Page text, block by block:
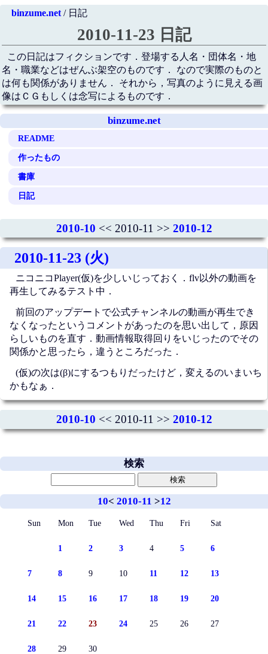
binzume.net/ 日記
2010-11-23 日記
この日記はフィクションです．登場する人名・団体名・地
名・職業などはぜんぶ架空のものです． なので実際のものと
は何も関係がありません． それから，写真のように見える画
像はＣＧもしくは念写によるものです．
binzume.net
README
作ったもの
書庫
日記
2010-10 << 2010-11 >> 2010-12
2010-11-23 (火)
ニコニコPlayer(仮)を少しいじっておく．flv以外の動画を
再生してみるテスト中．
前回のアップデートで公式チャンネルの動画が再生でき
なくなったというコメントがあったのを思い出して，原因
らしいものを直す．動画情報取得回りをいじったのでその
関係かと思ったら，違うところだった．
(仮)の次は(β)にするつもりだったけど，変えるのいまいち
かもなぁ．
2010-10 << 2010-11 >> 2010-12
検索
10< 2010-11 >12
Sun Mon Tue Wed Thu Fri Sat
1 2 3 4 5 6
7 8 9 10 11 12 13
14 15 16 17 18 19 20
21 22 23 24 25 26 27
28 29 30